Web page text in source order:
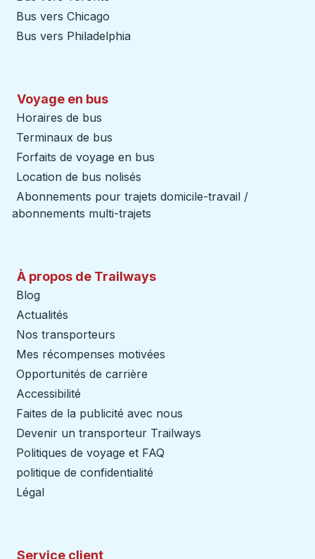
Bus vers Chicago
Bus vers Philadelphia
Voyage en bus
Horaires de bus
Terminaux de bus
Forfaits de voyage en bus
Location de bus nolisés
Abonnements pour trajets domicile-travail /
abonnements multi-trajets
À propos de Trailways
Blog
Actualités
Nos transporteurs
Mes récompenses motivées
Opportunités de carrière
Accessibilité
Faites de la publicité avec nous
Devenir un transporteur Trailways
Politiques de voyage et FAQ
politique de confidentialité
Légal
Service client